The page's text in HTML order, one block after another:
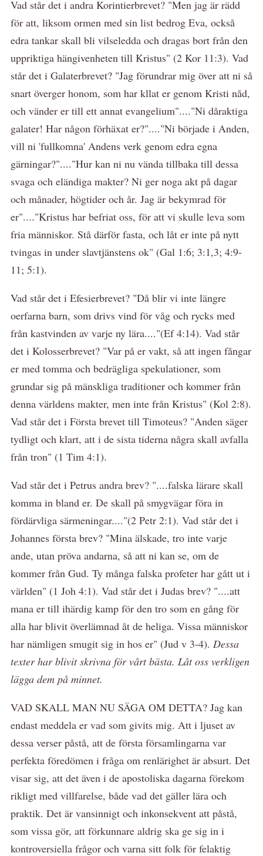
Vad står det i andra Korintierbrevet? "Men jag är rädd
för att, liksom ormen med sin list bedrog Eva, också
edra tankar skall bli vilseledda och dragas bort från den
uppriktiga hängivenheten till Kristus" (2 Kor 11:3). Vad
står det i Galaterbrevet? "Jag förundrar mig över att ni så
snart överger honom, som har kllat er genom Kristi nåd,
och vänder er till ett annat evangelium"...."Ni dåraktiga
galater! Har någon förhäxat er?"...."Ni började i Anden,
vill ni 'fullkomna' Andens verk genom edra egna
gärningar?"...."Hur kan ni nu vända tillbaka till dessa
svaga och eländiga makter? Ni ger noga akt på dagar
och månader, högtider och år. Jag är bekymrad för
er"...."Kristus har befriat oss, för att vi skulle leva som
fria människor. Stå därför fasta, och låt er inte på nytt
tvingas in under slavtjänstens ok" (Gal 1:6; 3:1,3; 4:9-
11; 5:1).
Vad står det i Efesierbrevet? "Då blir vi inte längre
oerfarna barn, som drivs vind för våg och rycks med
från kastvinden av varje ny lära...."(Ef 4:14). Vad står
det i Kolosserbrevet? "Var på er vakt, så att ingen fångar
er med tomma och bedrägliga spekulationer, som
grundar sig på mänskliga traditioner och kommer från
denna världens makter, men inte från Kristus" (Kol 2:8).
Vad står det i Första brevet till Timoteus? "Anden säger
tydligt och klart, att i de sista tiderna några skall avfalla
från tron" (1 Tim 4:1).
Vad står det i Petrus andra brev? "....falska lärare skall
komma in bland er. De skall på smygvägar föra in
fördärvliga särmeningar...."(2 Petr 2:1). Vad står det i
Johannes första brev? "Mina älskade, tro inte varje
ande, utan pröva andarna, så att ni kan se, om de
kommer från Gud. Ty många falska profeter har gått ut i
världen" (1 Joh 4:1). Vad står det i Judas brev? "....att
mana er till ihärdig kamp för den tro som en gång för
alla har blivit överlämnad åt de heliga. Vissa människor
har nämligen smugit sig in hos er" (Jud v 3-4). Dessa
texter har blivit skrivna för vårt bästa. Låt oss verkligen
lägga dem på minnet.
VAD SKALL MAN NU SÄGA OM DETTA? Jag kan
endast meddela er vad som givits mig. Att i ljuset av
dessa verser påstå, att de första församlingarna var
perfekta föredömen i fråga om renlärighet är absurt. Det
visar sig, att det även i de apostoliska dagarna förekom
rikligt med villfarelse, både vad det gäller lära och
praktik. Det är vansinnigt och inkonsekvent att påstå,
som vissa gör, att förkunnare aldrig ska ge sig in i
kontroversiella frågor och varna sitt folk för felaktig